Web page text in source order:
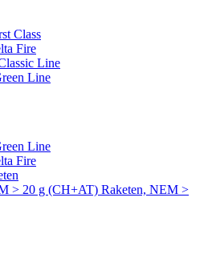
Class
Fire
Line
Line
Line
Fire
Raketen, NEM >